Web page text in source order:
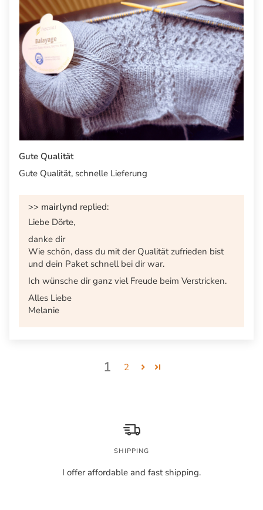
Gute Qualität
Gute Qualität, schnelle Lieferung
>> mairlynd replied:
Liebe Dörte,
danke dir
Wie schön, dass du mit der Qualität zufrieden bist
und dein Paket schnell bei dir war.
Ich wünsche dir ganz viel Freude beim Verstricken.
Alles Liebe
Melanie
1 2
SHIPPING
I offer affordable and fast shipping.